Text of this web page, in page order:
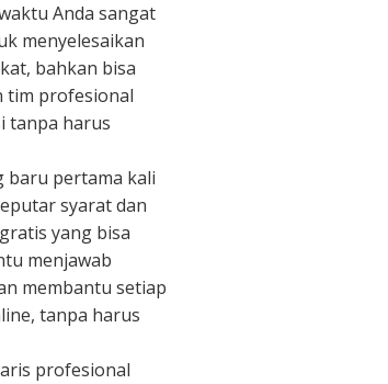
Anda sangat
menyelesaikan
bahkan bisa
tim profesional
tanpa harus
baru pertama kali
syarat dan
yang bisa
menjawab
membantu setiap
tanpa harus
profesional